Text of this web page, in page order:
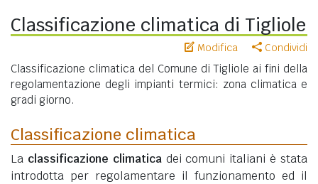
Classificazione climatica di Tigliole
Modifica Condividi
Classificazione climatica del Comune di Tigliole ai fini della
regolamentazione degli impianti termici: zona climatica e
gradi giorno.
Classificazione climatica
La classificazione climaticadei comuni italiani è stata
introdotta per regolamentare il funzionamento ed il